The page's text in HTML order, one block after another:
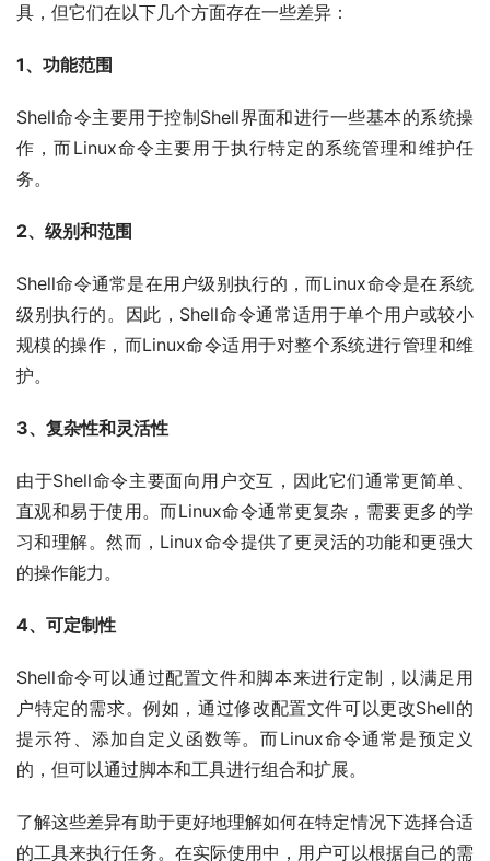
具，但它们在以下几个方面存在一些差异：
1、功能范围
Shell命令主要用于控制Shell界面和进行一些基本的系统操
作，而Linux命令主要用于执行特定的系统管理和维护任
务。
2、级别和范围
Shell命令通常是在用户级别执行的，而Linux命令是在系统
级别执行的。因此，Shell命令通常适用于单个用户或较小
规模的操作，而Linux命令适用于对整个系统进行管理和维
护。
3、复杂性和灵活性
由于Shell命令主要面向用户交互，因此它们通常更简单、
直观和易于使用。而Linux命令通常更复杂，需要更多的学
习和理解。然而，Linux命令提供了更灵活的功能和更强大
的操作能力。
4、可定制性
Shell命令可以通过配置文件和脚本来进行定制，以满足用
户特定的需求。例如，通过修改配置文件可以更改Shell的
提示符、添加自定义函数等。而Linux命令通常是预定义
的，但可以通过脚本和工具进行组合和扩展。
了解这些差异有助于更好地理解如何在特定情况下选择合适
的工具来执行任务。在实际使用中，用户可以根据自己的需